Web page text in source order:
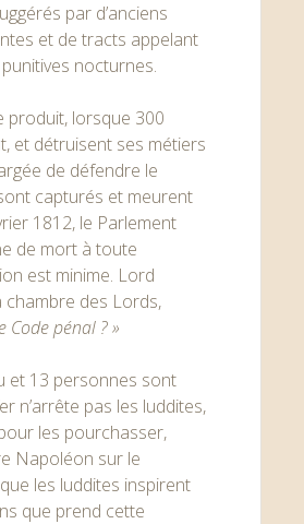
par d’anciens
et de tracts appelant
nocturnes.
produit, lorsque 300
et détruisent ses métiers
de défendre le
capturés et meurent
1812, le Parlement
de mort à toute
est minime. Lord
chambre des Lords,
Code pénal ? »
et 13 personnes sont
n’arrête pas les luddites,
les pourchasser,
Napoléon sur le
les luddites inspirent
que prend cette